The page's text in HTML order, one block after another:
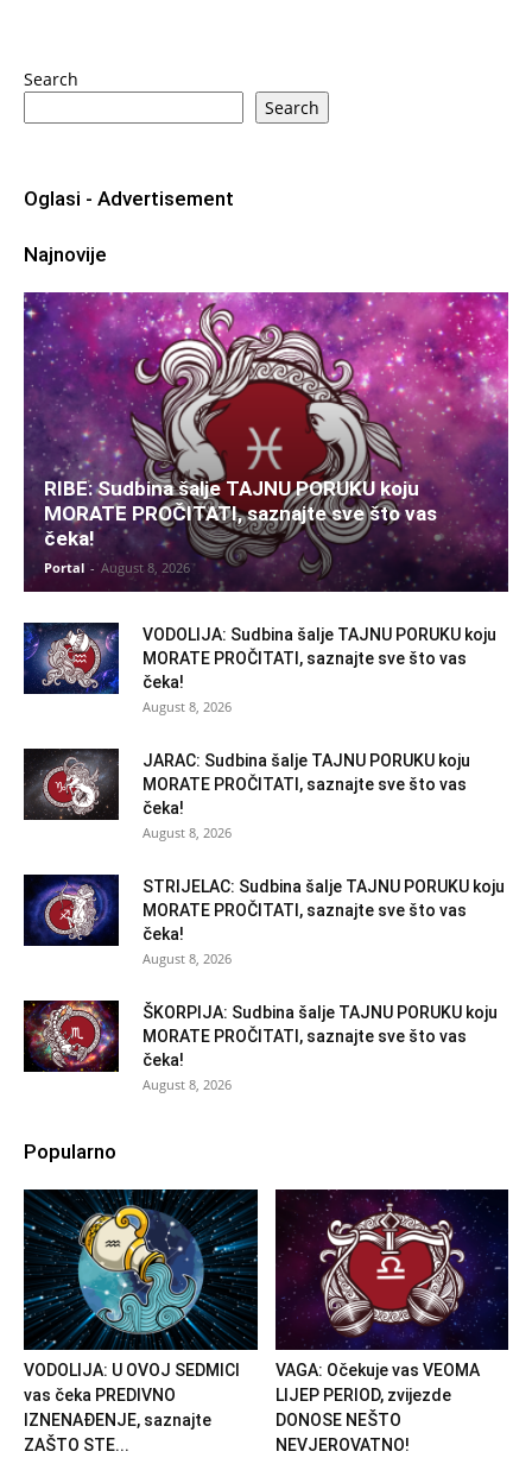
Search
Search
Oglasi - Advertisement
Najnovije
RIBE: Sudbina šalje TAJNU PORUKU koju
MORATE PROČITATI, saznajte sve što vas
čeka!
Portal - August 8, 2026
VODOLIJA: Sudbina šalje TAJNU PORUKU koju
MORATE PROČITATI, saznajte sve što vas
čeka!
August 8, 2026
JARAC: Sudbina šalje TAJNU PORUKU koju
MORATE PROČITATI, saznajte sve što vas
čeka!
August 8, 2026
STRIJELAC: Sudbina šalje TAJNU PORUKU koju
MORATE PROČITATI, saznajte sve što vas
čeka!
August 8, 2026
ŠKORPIJA: Sudbina šalje TAJNU PORUKU koju
MORATE PROČITATI, saznajte sve što vas
čeka!
August 8, 2026
Popularno
VODOLIJA: U OVOJ SEDMICI
vas čeka PREDIVNO
IZNENAĐENJE, saznajte
ZAŠTO STE...
VAGA: Očekuje vas VEOMA
LIJEP PERIOD, zvijezde
DONOSE NEŠTO
NEVJEROVATNO!